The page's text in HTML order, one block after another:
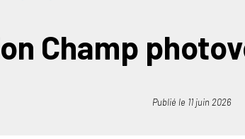
Champ
Publié le 11 juin 2026